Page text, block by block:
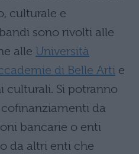
culturale e
sono rivolti alle
alle Università
di Belle Arti e
culturali. Si potranno
da
bancarie o enti
da altri enti che